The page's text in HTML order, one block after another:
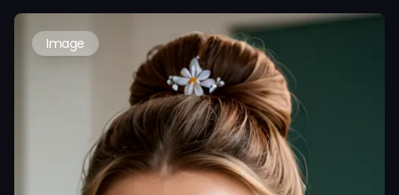
Image